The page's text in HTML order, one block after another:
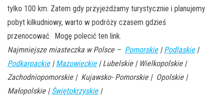
tylko 100 km. Zatem gdy przyjeżdżamy turystycznie i planujemy
pobyt kilkudniowy, warto w podróży czasem gdzieś
przenocować. Mogę polecić ten link.
Najmniejsze miasteczka w Polsce – Pomorskie|Podlaskie|
Podkarpackie|Mazowieckie| Lubelskie | Wielkopolskie |
Zachodniopomorskie | Kujawsko- Pomorskie | Opolskie |
Małopolskie |Świętokrzyskie|